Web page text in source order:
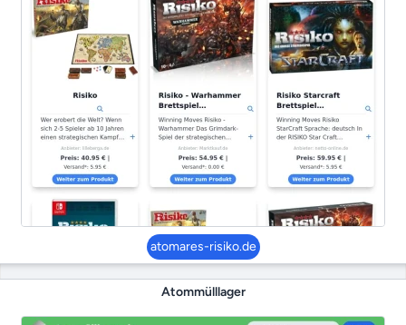
atomares-risiko.de
Atommülllager